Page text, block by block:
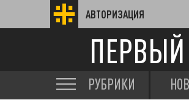
АВТОРИЗАЦИЯ
РУБРИКИ